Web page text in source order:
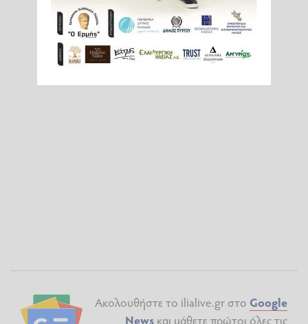
Ακολουθήστε το ilialive.gr στο Google
News και μάθετε πρώτοι όλες τις